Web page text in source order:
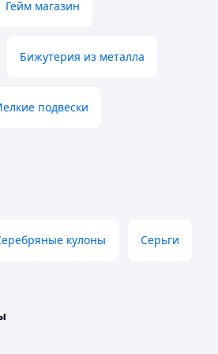
Гейм магазин
Бижутерия из металла
подвески
кулоны Серьги